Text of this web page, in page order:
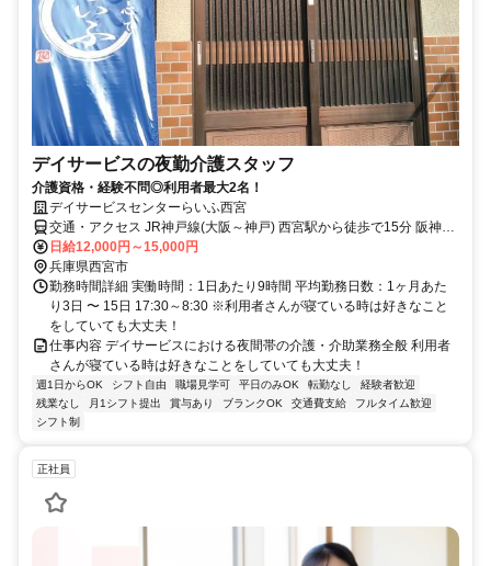
デイサービスの夜勤介護スタッフ
介護資格・経験不問◎利用者最大2名！
デイサービスセンターらいふ西宮
交通・アクセス JR神戸線(大阪～神戸) 西宮駅から徒歩で15分 阪神本
線 西宮駅から徒歩で17分 阪急神戸本線 西宮北口駅から徒歩で17分
日給12,000円～15,000円
兵庫県西宮市
勤務時間詳細 実働時間：1日あたり9時間 平均勤務日数：1ヶ月あた
り3日 〜 15日 17:30～8:30 ※利用者さんが寝ている時は好きなこと
をしていても大丈夫！
仕事内容 デイサービスにおける夜間帯の介護・介助業務全般 利用者
さんが寝ている時は好きなことをしていても大丈夫！
週1日からOK シフト自由 職場見学可 平日のみOK 転勤なし
経験者歓迎
残業なし
月1シフト提出 賞与あり ブランクOK 交通費支給
フルタイム歓迎
シフト制
正社員